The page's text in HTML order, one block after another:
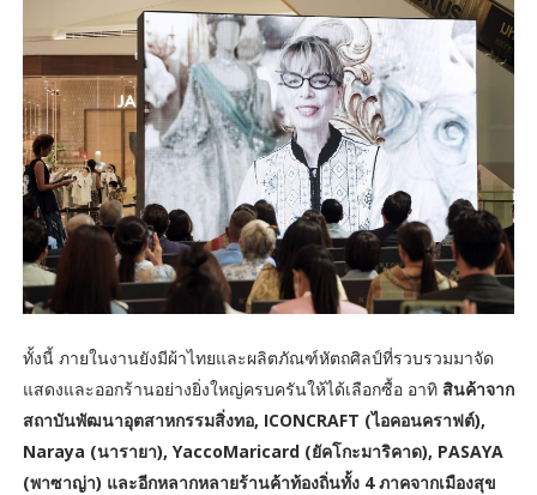
ทั้งนี้ ภายในงานยังมีผ้าไทยและผลิตภัณฑ์หัตถศิลป์ที่รวบรวมมาจัด
แสดงและออกร้านอย่างยิ่งใหญ่ครบครันให้ได้เลือกซื้อ อาทิ สินค้าจาก
สถาบันพัฒนาอุตสาหกรรมสิ่งทอ, ICONCRAFT (ไอคอนคราฟต์),
Naraya (นารายา), YaccoMaricard (ยัคโกะมาริคาด), PASAYA
(พาซาญ่า) และอีกหลากหลายร้านค้าท้องถิ่นทั้ง 4 ภาคจากเมืองสุข